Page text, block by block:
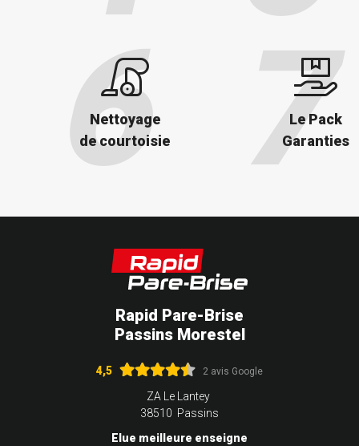
Nettoyage
de courtoisie
Le Pack
Garanties
Rapid Pare-Brise
Passins Morestel
4,5 2 avis Google
ZA Le Lantey
38510 Passins
Elue meilleure enseigne